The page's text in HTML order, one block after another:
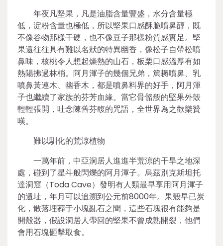
年夜凡堅果，凡是油脂含量豐盛，水分含量極
低，淀粉含量也極低，所以堅果口感酥脆噴鼻醇，既
不像谷物那樣干硬，也不像豆子那樣粉質感實足。堅
果還往往具有難以名狀的特異幽香，像松子自帶松噴
鼻味，核桃令人想起燥熱的山石，板栗口感溫厚有如
熱陽拂過林梢。阿月渾子的幾個兄弟，篤耨噴鼻、乳
噴鼻黃連木、幽香木，都是噴鼻料界的好手，阿月渾
子也繼續了家族的芬芳血緣。當它骨骼般的堅果外殼
輕輕張開，吐念陳舊芬馥的咒語，全世界為之歡樂贊
嘆。
難以馴化的荒涼植物
一萬年前，中亞洞居人進進半荒涼的干旱之地深
處，碰到了星斗般閃爍的阿月渾子。烏茲別克斯坦托
達洞窟（Toda Cave）發明有人類最早享用阿月渾子
的遺址，年月可以追溯到公元前8000年。果殼早已炭
化，散落埋葬于小塊亂石之間，這些石塊很有能夠是
開殼器，假設洞居人帶回的堅果不曾成熟開裂，他們
會用石塊砸擊取食。